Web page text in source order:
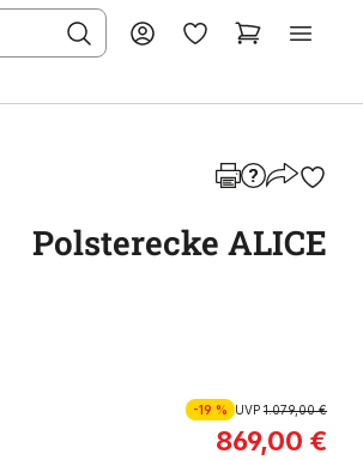
Polsterecke ALICE
-19 % UVP 1.079,00 €
869,00 €